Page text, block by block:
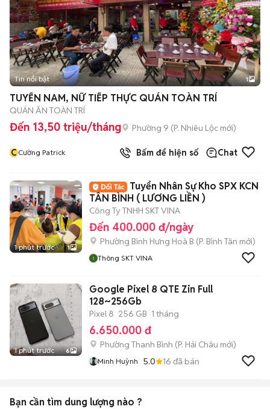
Tin nổi bật 1
TUYỂN NAM, NỮ TIẾP THỰC QUÁN TOÀN TRÍ
QUÁN ĂN TOÀN TRÍ
Đến 13,50 triệu/tháng Phường 9 (P. Nhiêu Lộc mới)
CCường Patrick Bấm để hiện số Chat
1 phút trước 1
Tuyển Nhân Sự Kho SPX KCN
TÂN BÌNH ( LƯƠNG LIỀN )
Công Ty TNHH SKT VINA
Đến 400.000 đ/ngày
Phường Bình Hưng Hoà B (P. Bình Tân mới)
Thông SKT VINA
1 phút trước 6
Google Pixel 8 QTE Zin Full
128~256Gb
Pixel 8 256 GB 1 tháng
6.650.000 đ
Phường Thanh Bình (P. Hải Châu mới)
Minh Huỳnh 5.0 16 đã bán
Bạn cần tìm dung lượng nào ?